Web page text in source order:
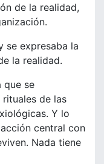
de la realidad,
se expresaba la
la realidad.
que se
de las
Y lo
central con
Nada tiene